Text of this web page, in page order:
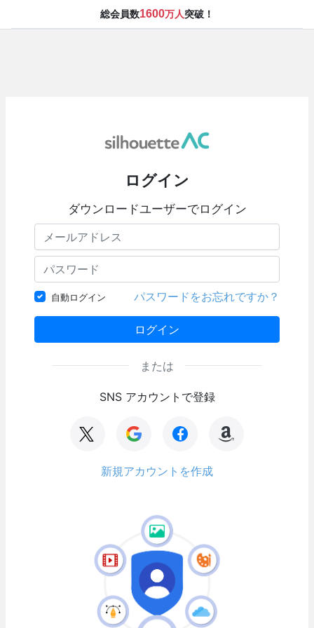
総会員数1600万人突破！
ログイン
ダウンロードユーザーでログイン
自動ログイン パスワードをお忘れですか？
ログイン
または
SNS アカウントで登録
新規アカウントを作成